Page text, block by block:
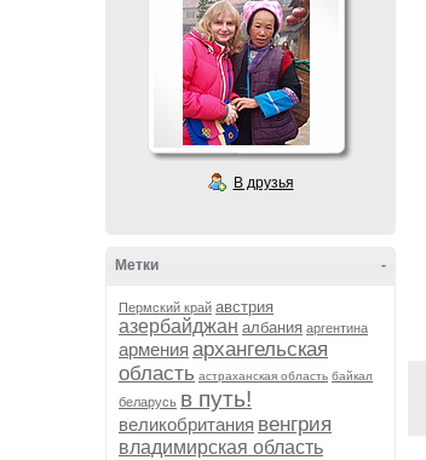
В друзья
-
Метки
Пермский край австрия
азербайджан албания аргентина
армения архангельская
область астраханская область байкал
беларусь в путь!
великобритания венгрия
владимирская область